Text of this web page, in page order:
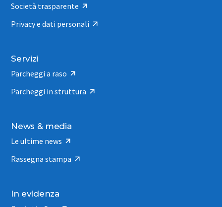
Società trasparente
Privacy e dati personali
Servizi
Parcheggi a raso
Parcheggi in struttura
News & media
Le ultime news
Rassegna stampa
In evidenza